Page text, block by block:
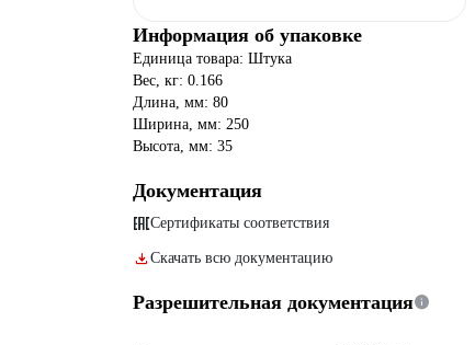
Информация об упаковке
Единица товара: Штука
Вес, кг: 0.166
Длина, мм: 80
Ширина, мм: 250
Высота, мм: 35
Документация
Сертификаты соответствия
Скачать всю документацию
Разрешительная документация